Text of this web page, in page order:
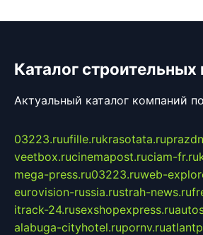
Каталог строительных
Актуальный каталог компаний
03223.ruufille.rukrasotata.ru
veetbox.rucinemapost.ruciam-fr.ru
mega-press.ru03223.ruweb-
eurovision-russia.rustrah-news.ru
itrack-24.rusexshopexpress.ru
alabuga-cityhotel.rupornv.ru